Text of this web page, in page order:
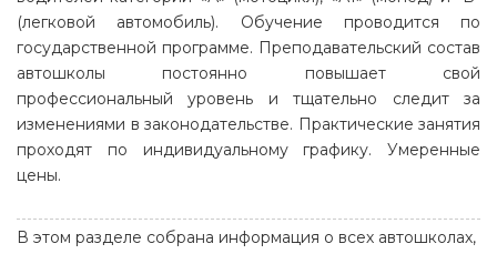
(легковой автомобиль). Обучение проводится по
государственной программе. Преподавательский состав
автошколы постоянно повышает свой
профессиональный уровень и тщательно следит за
изменениями в законодательстве. Практические занятия
проходят по индивидуальному графику. Умеренные
цены.
В этом разделе собрана информация о всех автошколах,